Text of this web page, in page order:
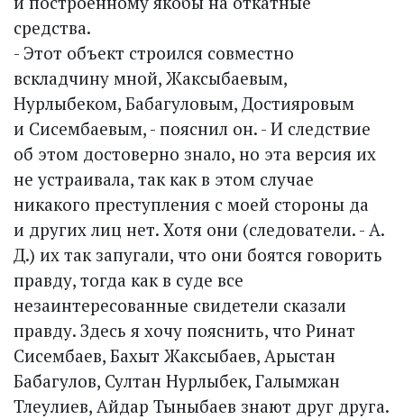
средства.
- Этот объект строился совместно
вскладчину мной, Жаксыбаевым,
Нурлыбеком, Бабагуловым, Достияровым
и Сисембаевым, - пояснил он. - И следствие
об этом достоверно знало, но эта версия их
не устраивала, так как в этом случае
никакого преступления с моей стороны да
и других лиц нет. Хотя они (следователи. - А.
Д.) их так запугали, что они боятся говорить
правду, тогда как в суде все
незаинтересованные свидетели сказали
правду. Здесь я хочу пояснить, что Ринат
Сисембаев, Бахыт Жаксыбаев, Арыстан
Бабагулов, Султан Нурлыбек, Галымжан
Тлеулиев, Айдар Тыныбаев знают друг друга.